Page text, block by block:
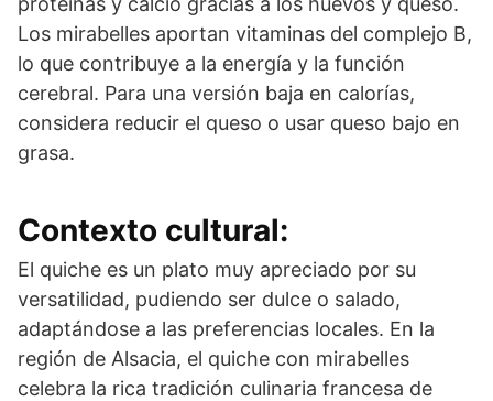
Los mirabelles aportan vitaminas del complejo B,
lo que contribuye a la energía y la función
cerebral. Para una versión baja en calorías,
considera reducir el queso o usar queso bajo en
grasa.
Contexto cultural:
El quiche es un plato muy apreciado por su
versatilidad, pudiendo ser dulce o salado,
adaptándose a las preferencias locales. En la
región de Alsacia, el quiche con mirabelles
celebra la rica tradición culinaria francesa de